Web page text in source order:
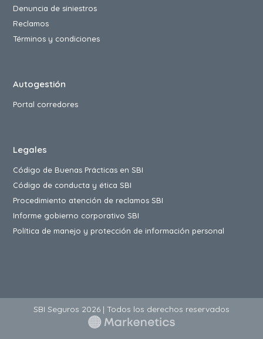
Denuncia de siniestros
Reclamos
Términos y condiciones
Autogestión
Portal corredores
Legales
Código de Buenas Prácticas en SBI
Código de conducta y ética SBI
Procedimiento atención de reclamos SBI
Informe gobierno corporativo SBI
Política de manejo y protección de información personal
SBI Seguros 2026 | Todos los derechos reservados